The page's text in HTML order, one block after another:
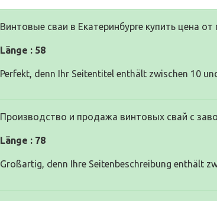
Винтовые сваи в Екатеринбурге купить цена
Länge : 58
Perfekt, denn Ihr Seitentitel enthält zwischen 10
Производство и продажа винтовых свай с
Länge : 78
Großartig, denn Ihre Seitenbeschreibung enthält